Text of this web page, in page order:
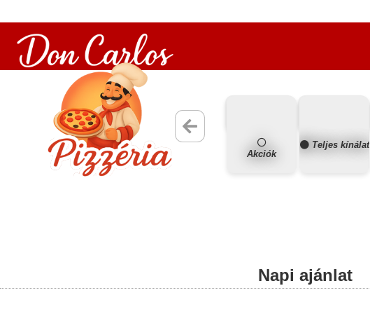
Akciók
Teljes kínálat
Napi ajánlat